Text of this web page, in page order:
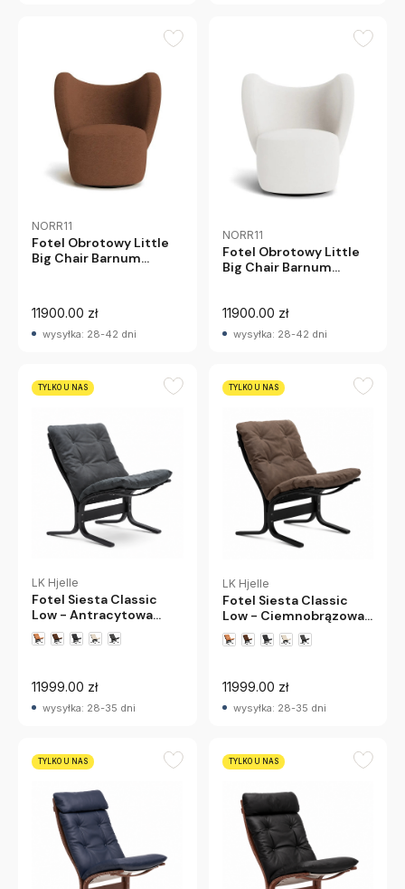
NORR11
Fotel Obrotowy Little
Big Chair Barnum
11900.00 zł
wysyłka: 28-42 dni
NORR11
Fotel Obrotowy Little
Big Chair Barnum
11900.00 zł
wysyłka: 28-42 dni
TYLKO U NAS
LK Hjelle
Fotel Siesta Classic
Low - Antracytowa
Skóra, Czarny Dąb Lk
Hjelle
11999.00 zł
wysyłka: 28-35 dni
TYLKO U NAS
LK Hjelle
Fotel Siesta Classic
Low - Ciemnobrązowa
Skóra, Czarny Dąb Lk
Hjelle
11999.00 zł
wysyłka: 28-35 dni
TYLKO U NAS TYLKO U NAS